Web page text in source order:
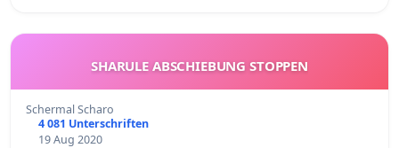
SHARULE ABSCHIEBUNG STOPPEN
Schermal Scharo
4 081 Unterschriften
19 Aug 2020